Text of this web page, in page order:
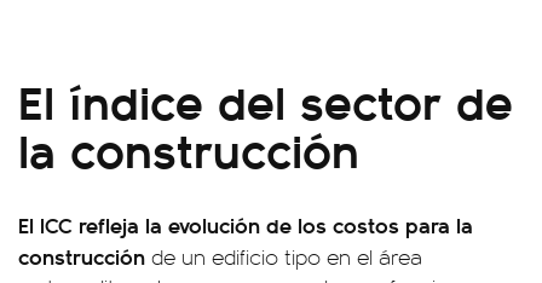
El índice del sector de
la construcción
El ICC refleja la evolución de los costos para la
construcción de un edificio tipo en el área